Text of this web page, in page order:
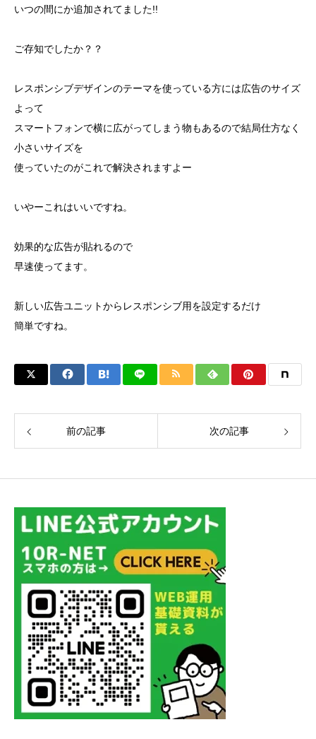
いつの間にか追加されてました!!
ご存知でしたか？？
レスポンシブデザインのテーマを使っている方には広告のサイズ
よって
スマートフォンで横に広がってしまう物もあるので結局仕方なく
小さいサイズを
使っていたのがこれで解決されますよー
いやーこれはいいですね。
効果的な広告が貼れるので
早速使ってます。
新しい広告ユニットからレスポンシブ用を設定するだけ
簡単ですね。
前の記事 次の記事